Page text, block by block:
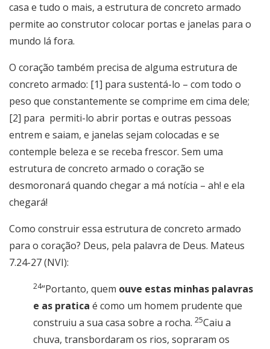
casa e tudo o mais, a estrutura de concreto armado
permite ao construtor colocar portas e janelas para o
mundo lá fora.
O coração também precisa de alguma estrutura de
concreto armado: [1] para sustentá-lo – com todo o
peso que constantemente se comprime em cima dele;
[2] para permiti-lo abrir portas e outras pessoas
entrem e saiam, e janelas sejam colocadas e se
contemple beleza e se receba frescor. Sem uma
estrutura de concreto armado o coração se
desmoronará quando chegar a má notícia – ah! e ela
chegará!
Como construir essa estrutura de concreto armado
para o coração? Deus, pela palavra de Deus. Mateus
7.24-27 (NVI):
24“Portanto, quem ouve estas minhas palavras
e as pratica é como um homem prudente que
construiu a sua casa sobre a rocha. 25Caiu a
chuva, transbordaram os rios, sopraram os